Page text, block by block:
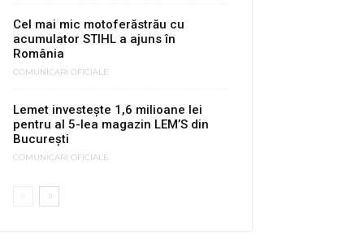
Cel mai mic motoferăstrău cu
acumulator STIHL a ajuns în
România
COMUNICARI OFICIALE
Lemet investește 1,6 milioane lei
pentru al 5-lea magazin LEM’S din
București
COMUNICARI OFICIALE